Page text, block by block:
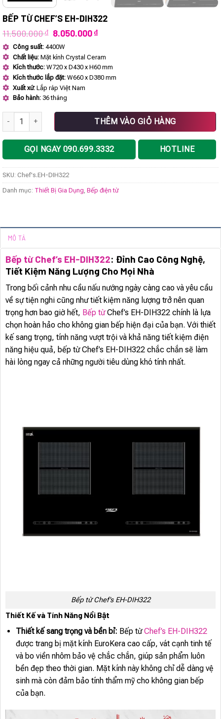
BẾP TỪ CHEF’S EH-DIH322
11.500.000₫ Giá
là:
11.500.000 ₫.
8.050.000₫Giá
là:
8.050.000 ₫.
Công suất: 4400W
Chất liệu: Mặt kính Crystal Ceram
Kích thước: W720 x D430 x H60 mm
Kích thước lắp đặt: W660 x D380 mm
Xuất xứ: Lắp ráp Việt Nam
Bảo hành: 36 tháng
Bếp từ Chef's EH-DIH322 số lượngTHÊM VÀO GIỎ HÀNG
GỌI NGAY 090.699.3332 HOTLINE
SKU: Chef's.EH-DIH322
Danh mục: Thiết Bị Gia Dụng Bếp điện từ
MÔ TẢ
Bếp từ Chef’s EH-DIH322: Đỉnh Cao Công Nghệ,
Tiết Kiệm Năng Lượng Cho Mọi Nhà
Trong bối cảnh nhu cầu nấu nướng ngày càng cao và yêu cầu
về sự tiện nghi cũng như tiết kiệm năng lượng trở nên quan
trọng hơn bao giờ hết, Bếp từChef’s EH-DIH322 chính là lựa
chọn hoàn hảo cho không gian bếp hiện đại của bạn. Với thiết
kế sang trọng, tính năng vượt trội và khả năng tiết kiệm điện
năng hiệu quả, bếp từ Chef’s EH-DIH322 chắc chắn sẽ làm
hài lòng ngay cả những người tiêu dùng khó tính nhất.
Bếp từ Chef’s EH-DIH322
Thiết Kế và Tính Năng Nổi Bật
Thiết kế sang trọng và bền bỉ: Bếp từChef’s EH-DIH322
được trang bị mặt kính EuroKera cao cấp, vát cạnh tinh tế
và bo viền nhôm bảo vệ chắc chắn, giúp sản phẩm luôn
bền đẹp theo thời gian. Mặt kính này không chỉ dễ dàng vệ
sinh mà còn đảm bảo tính thẩm mỹ cho không gian bếp
của bạn.